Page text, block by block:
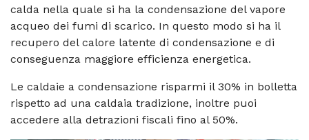
calda nella quale si ha la condensazione del vapore
acqueo dei fumi di scarico. In questo modo si ha il
recupero del calore latente di condensazione e di
conseguenza maggiore efficienza energetica.
Le caldaie a condensazione risparmi il 30% in bolletta
rispetto ad una caldaia tradizione, inoltre puoi
accedere alla detrazioni fiscali fino al 50%.